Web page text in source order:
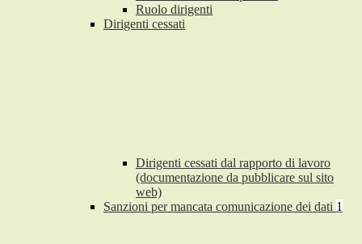
Ruolo dirigenti
Dirigenti cessati
Dirigenti cessati dal rapporto di lavoro
(documentazione da pubblicare sul sito
web)
Sanzioni per mancata comunicazione dei dati 1